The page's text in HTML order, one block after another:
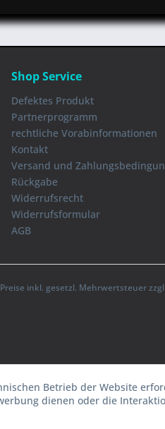
Shop Service
Defektes Produkt
Partnerprogramm
rechtliche Vorabinformationen
Kontakt
Versand und
Rückgabe
Widerrufsrecht
Widerrufsformular
AGB
inkl. gesetzl. Mehrwertsteuer zzgl.
Betrieb der Website
dienen oder die